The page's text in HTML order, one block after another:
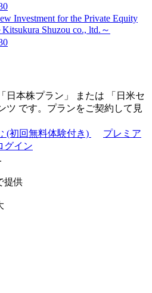
Investment for the Private Equity
Shuzou co., ltd.～
日本株プラン 」 または 「 日米セ
ツ です。プランをご契約して見
(初回無料体験付き)
プレミア
グイン
提供